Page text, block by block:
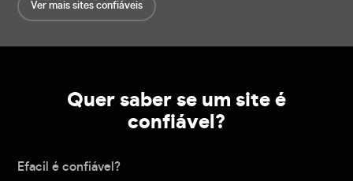
Ver mais sites confiáveis
Quer saber se um site é
confiável?
Efacil é confiável?